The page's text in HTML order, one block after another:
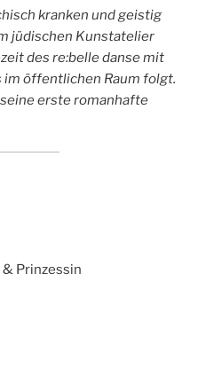
kranken und geistig
jüdischen Kunstatelier
des re:belle danse mit
öffentlichen Raum folgt.
erste romanhafte
Prinzessin